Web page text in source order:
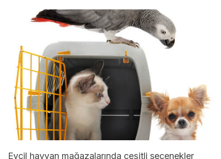
Evcil hayvan mağazalarında çeşitli seçenekler